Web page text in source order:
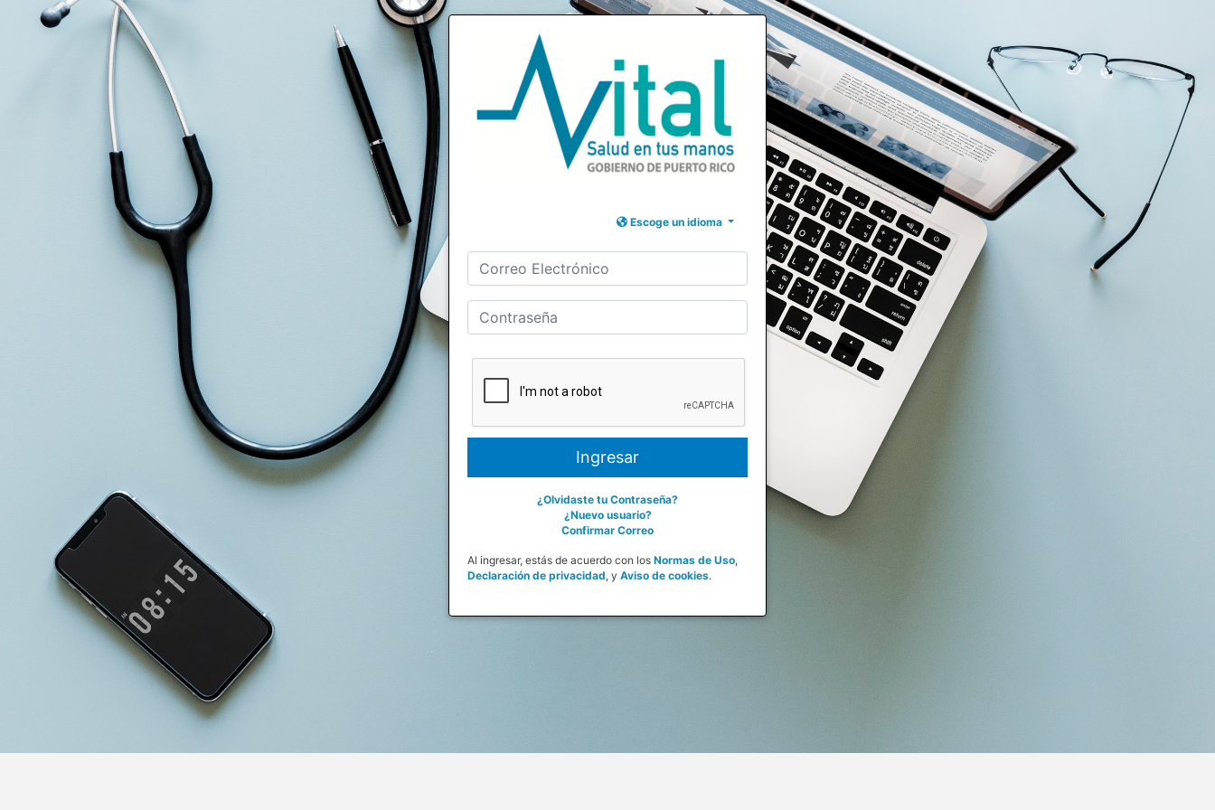
Escoge un idioma
¿Olvidaste tu Contraseña?
¿Nuevo usuario?
Confirmar Correo
Al ingresar, estás de acuerdo con los Normas de Uso,
Declaración de privacidad, y Aviso de cookies.